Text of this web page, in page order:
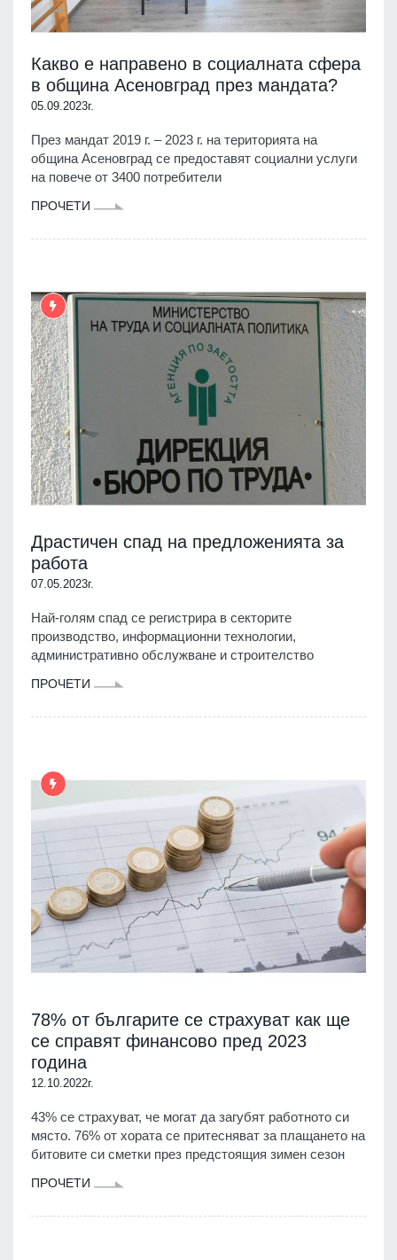
Какво е направено в социалната сфера
в община Асеновград през мандата?
05.09.2023г.
През мандат 2019 г. – 2023 г. на територията на
община Асеновград се предоставят социални услуги
на повече от 3400 потребители
ПРОЧЕТИ
Драстичен спад на предложенията за
работа
07.05.2023г.
Най-голям спад се регистрира в секторите
производство, информационни технологии,
административно обслужване и строителство
ПРОЧЕТИ
78% от българите се страхуват как ще
се справят финансово пред 2023
година
12.10.2022г.
43% се страхуват, че могат да загубят работното си
място. 76% от хората се притесняват за плащането на
битовите си сметки през предстоящия зимен сезон
ПРОЧЕТИ